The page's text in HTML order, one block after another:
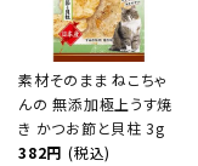
素材そのまま ねこちゃ
んの 無添加極上うす焼
き かつお節と貝柱 3g
382円 (税込)